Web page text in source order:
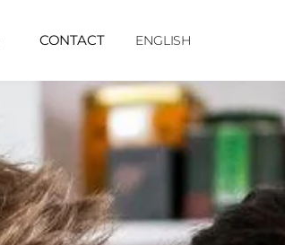
CONTACT ENGLISH